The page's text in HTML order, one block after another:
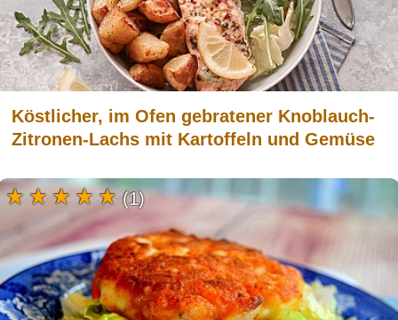
Köstlicher, im Ofen gebratener Knoblauch-
Zitronen-Lachs mit Kartoffeln und Gemüse
(1)